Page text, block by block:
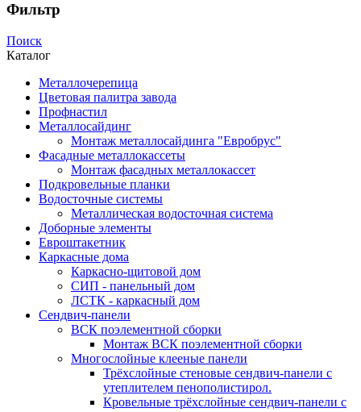
Фильтр
Поиск
Каталог
Металлочерепица
Цветовая палитра завода
Профнастил
Металлосайдинг
Монтаж металлосайдинга "Евробрус"
Фасадные металлокассеты
Монтаж фасадных металлокассет
Подкровельные планки
Водосточные системы
Металлическая водосточная система
Доборные элементы
Евроштакетник
Каркасные дома
Каркасно-щитовой дом
СИП - панельный дом
ЛСТК - каркасный дом
Сендвич-панели
ВСК поэлементной сборки
Монтаж ВСК поэлементной сборки
Многослойные клееные панели
Трёхслойные стеновые сендвич-панели с
утеплителем пенополистирол.
Кровельные трёхслойные сендвич-панели с